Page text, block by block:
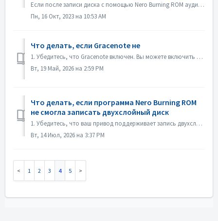
Если после записи диска с помощью Nero Burning ROM аудио CD не воспроизводится CD-плеером, откройте диск в проводнике Windows и проверьте файлы. Если все...
Пн, 16 Окт, 2023 на 10:53 AM
Что делать, если Gracenote не
1. Убедитесь, что Gracenote включен. Вы можете включить его в меню «Файл->Настройки->База данных», установив флажок «Включить доступ к онлайн-базе дан...
Вт, 19 Май, 2026 на 2:59 PM
Что делать, если программа Nero Burning ROM
не смогла записать двухслойный диск
1. Убедитесь, что ваш привод поддерживает запись двухслойных дисков. 2. Уменьшите скорость записи: запись на высокой скорости может привести к сбою при...
Вт, 14 Июл, 2026 на 3:37 PM
1 2 3 4 5